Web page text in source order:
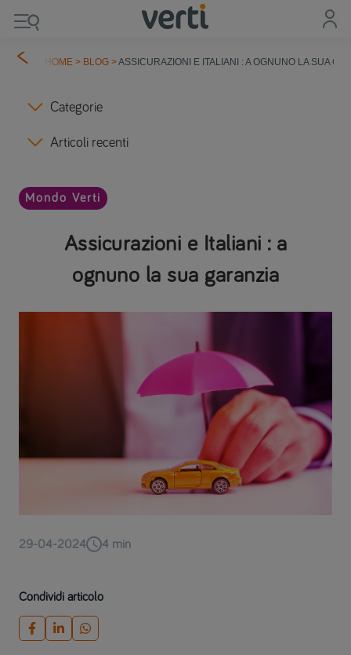
HOME > BLOG >ASSICURAZIONI E ITALIANI : A OGNUNO LA SUA
Categorie
Articoli recenti
Assicurazioni e Italiani : a
ognuno la sua garanzia
Mondo Verti
29-04-2024 4 min
Condividi articolo